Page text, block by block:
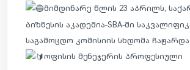
მიმდინარე წლის 23 აპრილს,
ბიზნესის აკადემია-SBA-ში
საგამოცდო კომისიის სხდომა ჩატარდა
ოფისის მენეჯერის პროფესიული